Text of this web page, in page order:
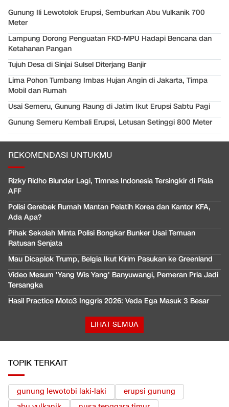
Gunung Ili Lewotolok Erupsi, Semburkan Abu Vulkanik 700
Meter
Lampung Dorong Penguatan FKD-MPU Hadapi Bencana dan
Ketahanan Pangan
Tujuh Desa di Sinjai Sulsel Diterjang Banjir
Lima Pohon Tumbang Imbas Hujan Angin di Jakarta, Timpa
Mobil dan Rumah
Usai Semeru, Gunung Raung di Jatim Ikut Erupsi Sabtu Pagi
Gunung Semeru Kembali Erupsi, Letusan Setinggi 800 Meter
REKOMENDASI UNTUKMU
Rizky Ridho Blunder Lagi, Timnas Indonesia Tersingkir di Piala
AFF
Polisi Gerebek Rumah Mantan Pelatih Korea dan Kantor KFA,
Ada Apa?
Pihak Sekolah Minta Polisi Bongkar Bunker Usai Temuan
Ratusan Senjata
Mau Dicaplok Trump, Belgia Ikut Kirim Pasukan ke Greenland
Video Mesum 'Yang Wis Yang' Banyuwangi, Pemeran Pria Jadi
Tersangka
Hasil Practice Moto3 Inggris 2026: Veda Ega Masuk 3 Besar
LIHAT SEMUA
TOPIK TERKAIT
gunung lewotobi laki-laki
erupsi gunung